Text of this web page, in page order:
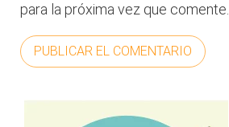
para la próxima vez que comente.